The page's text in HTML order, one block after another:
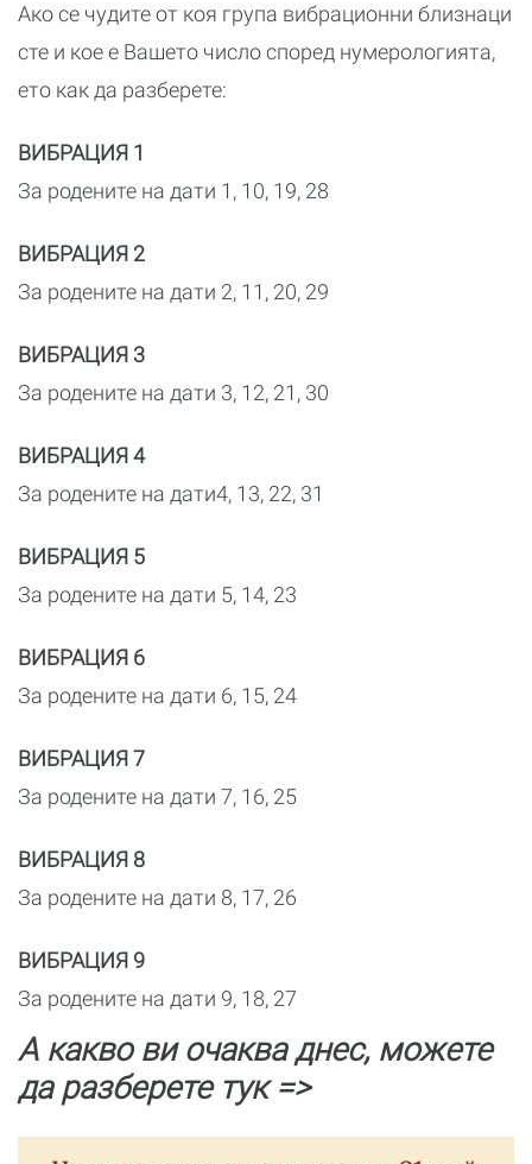
Ако се чудите от коя група вибрационни близнаци
сте и кое е Вашето число според нумерологията,
ето как да разберете:
ВИБРАЦИЯ 1
За родените на дати 1, 10, 19, 28
ВИБРАЦИЯ 2
За родените на дати 2, 11, 20, 29
ВИБРАЦИЯ 3
За родените на дати 3, 12, 21, 30
ВИБРАЦИЯ 4
За родените на дати4, 13, 22, 31
ВИБРАЦИЯ 5
За родените на дати 5, 14, 23
ВИБРАЦИЯ 6
За родените на дати 6, 15, 24
ВИБРАЦИЯ 7
За родените на дати 7, 16, 25
ВИБРАЦИЯ 8
За родените на дати 8, 17, 26
ВИБРАЦИЯ 9
За родените на дати 9, 18, 27
А какво ви очаква днес, можете
да разберете тук =>